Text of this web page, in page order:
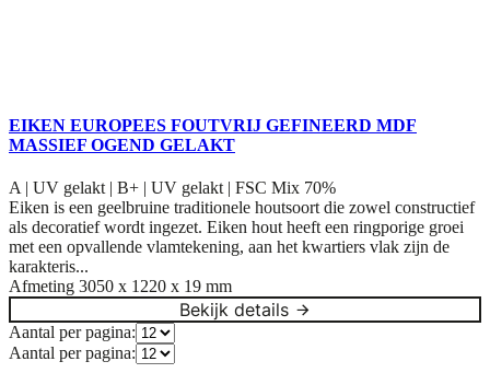
EIKEN EUROPEES FOUTVRIJ GEFINEERD MDF
MASSIEF OGEND GELAKT
A | UV gelakt | B+ | UV gelakt | FSC Mix 70%
Eiken is een geelbruine traditionele houtsoort die zowel constructief
als decoratief wordt ingezet. Eiken hout heeft een ringporige groei
met een opvallende vlamtekening, aan het kwartiers vlak zijn de
karakteris...
Afmeting 3050 x 1220 x 19 mm
Bekijk details
Aantal per pagina:
Aantal per pagina: